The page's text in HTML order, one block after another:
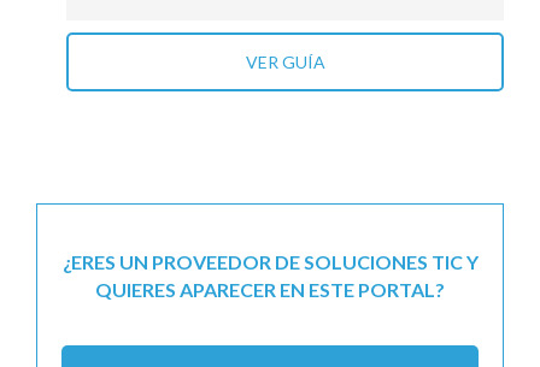
VER GUÍA
¿ERES UN PROVEEDOR DE SOLUCIONES TIC Y
QUIERES APARECER EN ESTE PORTAL?